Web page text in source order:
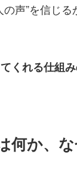
声”を信じる
くれる仕組
何か、